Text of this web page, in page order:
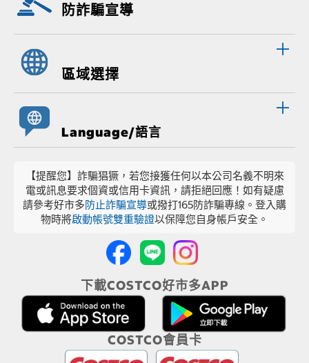
防詐騙宣導
區域選擇
Language/語言
【提醒您】詐騙猖獗，若您接獲任何以本公司名義不明來
電或訊息要求個資或信用卡資訊，請拒絕回應！如有疑慮
請參考好市多防止詐騙宣導或撥打165防詐騙專線。登入購
物時將啟動帳號雙重驗證以保障您自身帳戶安全。
下載COSTCO好市多APP
COSTCO會員卡